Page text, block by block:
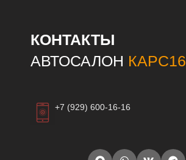
КОНТАКТЫ
АВТОСАЛОН КАРС16
+7 (929) 600-16-16